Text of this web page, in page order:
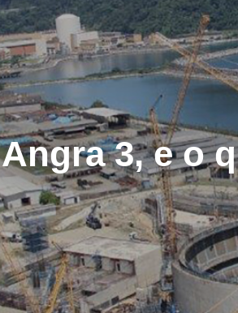
Angra 3, e o